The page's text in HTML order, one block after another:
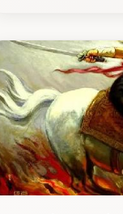
Đọc ngay